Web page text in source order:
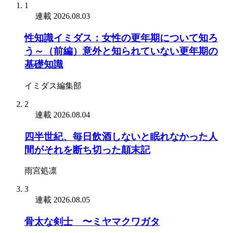
1
連載 2026.08.03
性知識イミダス：女性の更年期について知ろ
う～（前編）意外と知られていない更年期の
基礎知識
イミダス編集部
2
連載 2026.08.04
四半世紀、毎日飲酒しないと眠れなかった人
間がそれを断ち切った顛末記
雨宮処凛
3
連載 2026.08.05
骨太な剣士 〜ミヤマクワガタ